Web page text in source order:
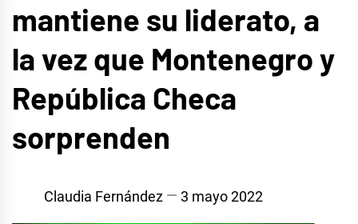
mantiene su liderato, a
la vez que Montenegro y
República Checa
sorprenden
Claudia Fernández 3 mayo 2022